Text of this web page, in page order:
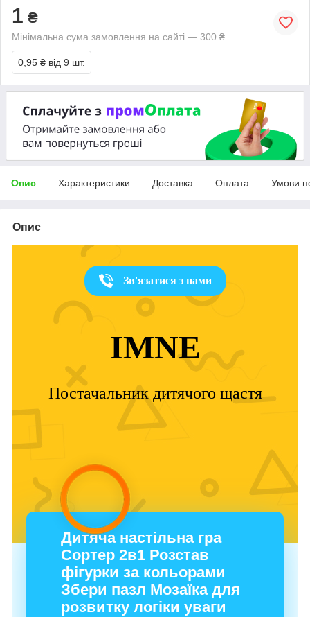
1 ₴
Мінімальна сума замовлення на сайті — 300 ₴
0,95 ₴ від 9 шт.
Опис Характеристики Доставка Оплата Умови
Опис
Зв'язатися з нами
IMNE
Постачальник дитячого щастя
Дитяча настільна гра
Сортер 2в1 Розстав
фігурки за кольорами
Збери пазл Мозаїка для
розвитку логіки уваги